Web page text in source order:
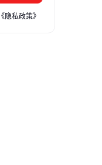
《隐私政策》